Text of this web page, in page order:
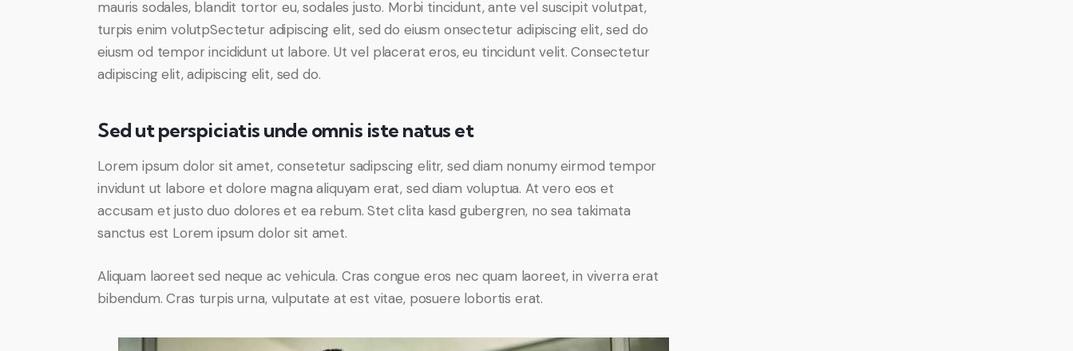
mauris sodales, blandit tortor eu, sodales justo. Morbi tincidunt, ante vel suscipit volutpat,
turpis enim volutpSectetur adipiscing elit, sed do eiusm onsectetur adipiscing elit, sed do
eiusm od tempor incididunt ut labore. Ut vel placerat eros, eu tincidunt velit. Consectetur
adipiscing elit, adipiscing elit, sed do.
Sed ut perspiciatis unde omnis iste natus et
Lorem ipsum dolor sit amet, consetetur sadipscing elitr, sed diam nonumy eirmod tempor
invidunt ut labore et dolore magna aliquyam erat, sed diam voluptua. At vero eos et
accusam et justo duo dolores et ea rebum. Stet clita kasd gubergren, no sea takimata
sanctus est Lorem ipsum dolor sit amet.
Aliquam laoreet sed neque ac vehicula. Cras congue eros nec quam laoreet, in viverra erat
bibendum. Cras turpis urna, vulputate at est vitae, posuere lobortis erat.